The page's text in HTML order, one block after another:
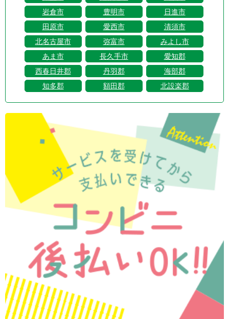
岩倉市
豊明市
日進市
田原市
愛西市
清須市
北名古屋市
弥富市
みよし市
あま市
長久手市
愛知郡
西春日井郡
丹羽郡
海部郡
知多郡
額田郡 北設楽郡